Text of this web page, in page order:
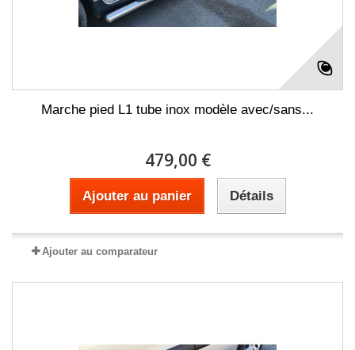
Marche pied L1 tube inox modèle avec/sans...
479,00 €
Ajouter au panier Détails
Ajouter au comparateur